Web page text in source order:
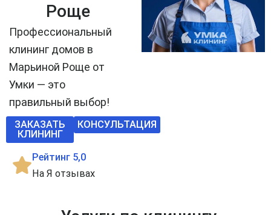
Роще
Профессиональный
клининг домов в
Марьиной Роще от
Умки — это
правильный выбор!
ЗАКАЗАТЬ
КЛИНИНГ
КОНСУЛЬТАЦИЯ
Рейтинг 5,0
На Я отзывах